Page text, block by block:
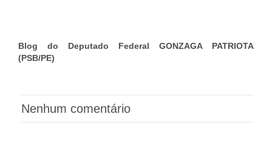
Blog do Deputado Federal GONZAGA PATRIOTA
(PSB/PE)
Nenhum comentário